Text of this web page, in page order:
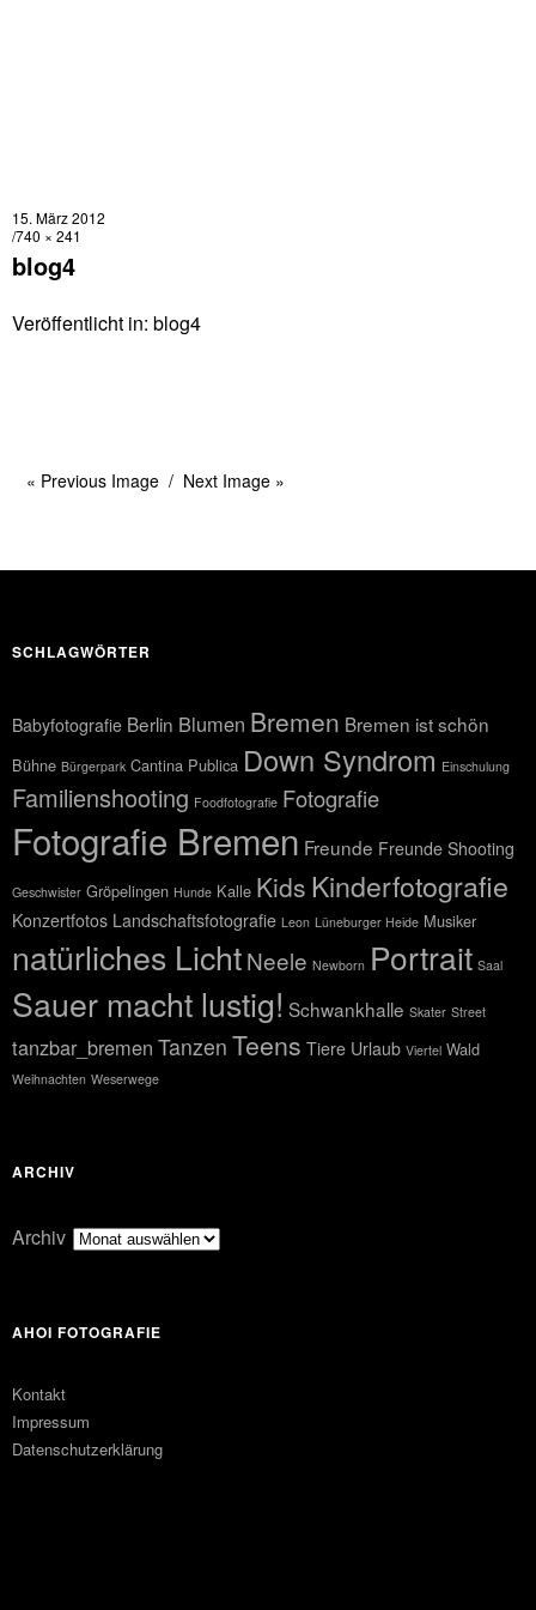
15. März 2012
740 × 241
blog4
Veröffentlicht in: blog4
« Previous Image Next Image »
SCHLAGWÖRTER
Babyfotografie Berlin Blumen Bremen Bremen ist schön
Bühne Bürgerpark Cantina Publica Down Syndrom Einschulung
Familienshooting Foodfotografie Fotografie
Fotografie Bremen Freunde Freunde Shooting
Geschwister Gröpelingen Hunde Kalle Kids Kinderfotografie
Konzertfotos Landschaftsfotografie Leon Lüneburger Heide Musiker
natürliches LichtNeele Newborn Portrait Saal
Sauer macht lustig! Schwankhalle Skater Street
tanzbar_bremen Tanzen Teens Tiere Urlaub Viertel Wald
Weihnachten Weserwege
ARCHIV
Archiv
AHOI FOTOGRAFIE
Kontakt
Impressum
Datenschutzerklärung